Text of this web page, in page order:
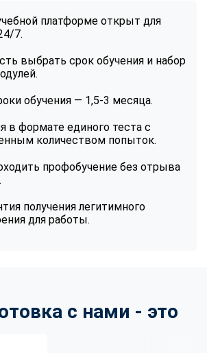
платформе открыт для
7.
выбрать срок обучения и набор
обучения — 1,5-3 месяца.
в формате единого теста с
количеством попыток.
профобучение без отрыва
получения легитимного
для работы.
с нами - это